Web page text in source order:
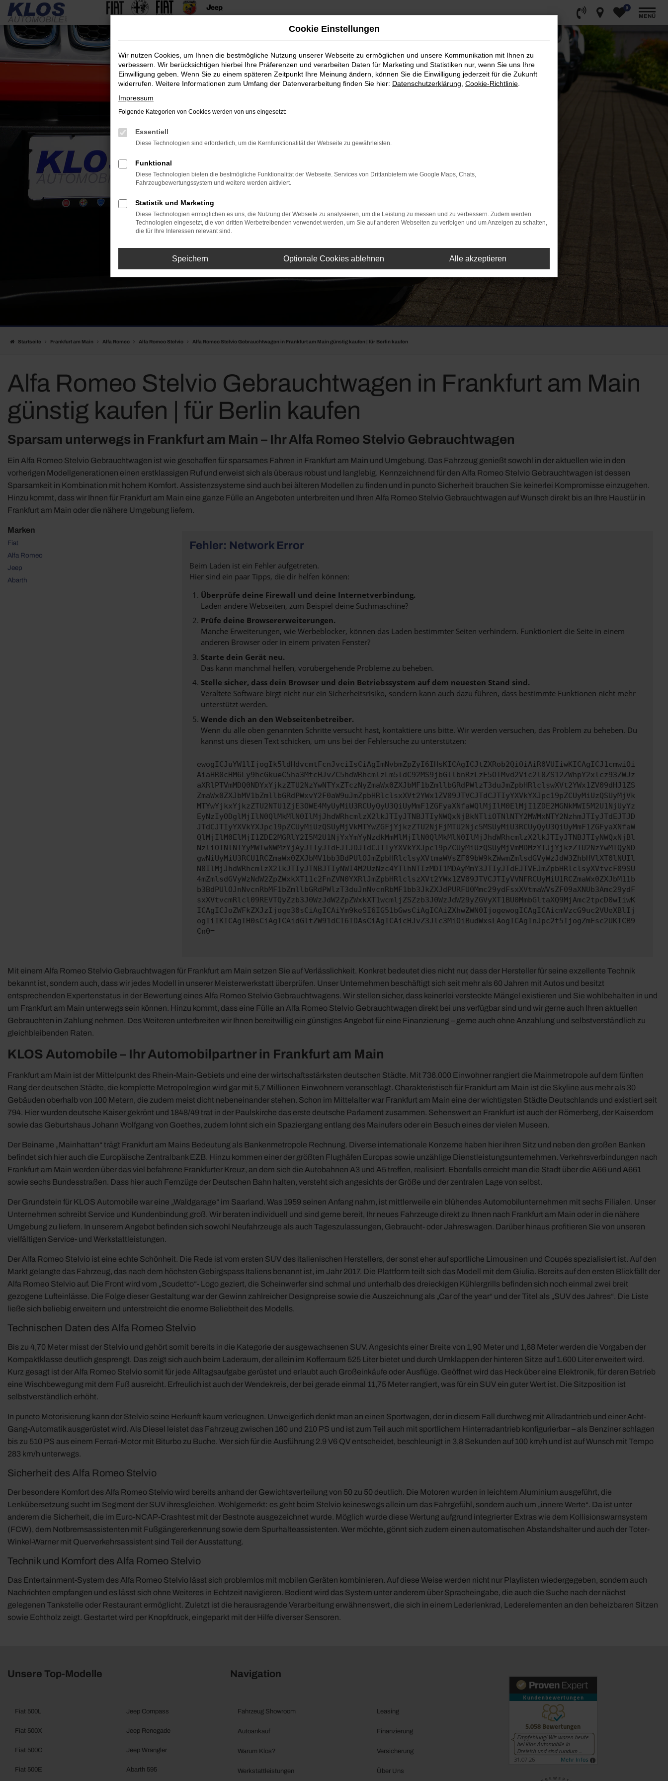
Zum
Hauptinhalt
springen
0
MENÜ
Startseite Frankfurt am Main Alfa Romeo Alfa Romeo Stelvio Alfa Romeo Stelvio Gebrauchtwagen in Frankfurt am Main günstig kaufen | für Berlin kaufen
Alfa Romeo Stelvio Gebrauchtwagen in Frankfurt am Main
günstig kaufen | für Berlin kaufen
Sparsam unterwegs in Frankfurt am Main – Ihr Alfa Romeo Stelvio Gebrauchtwagen
Ein Alfa Romeo Stelvio Gebrauchtwagen ist wie geschaffen für sparsames Fahren in Frankfurt am Main und Umgebung. Das Fahrzeug genießt sowohl in der aktuellen wie in den
vorherigen Modellgenerationen einen erstklassigen Ruf und erweist sich als überaus robust und langlebig. Kennzeichnend für den Alfa Romeo Stelvio Gebrauchtwagen ist dessen
Sparsamkeit in Kombination mit hohem Komfort. Assistenzsysteme sind auch bei älteren Modellen zu finden und in puncto Sicherheit brauchen Sie keinerlei Kompromisse einzugehen.
Hinzu kommt, dass wir Ihnen für Frankfurt am Main eine ganze Fülle an Angeboten unterbreiten und Ihren Alfa Romeo Stelvio Gebrauchtwagen auf Wunsch direkt bis an Ihre Haustür in
Frankfurt am Main oder die nähere Umgebung liefern.
Marken
Fiat
Alfa Romeo
Jeep
Abarth
Fehler: Network Error
Beim Laden ist ein Fehler aufgetreten.
Hier sind ein paar Tipps, die dir helfen können:
Überprüfe deine Firewall und deine Internetverbindung.
Laden andere Webseiten, zum Beispiel deine Suchmaschine?
Prüfe deine Browsererweiterungen.
Manche Erweiterungen, wie Werbeblocker, können das Laden bestimmter Seiten verhindern. Funktioniert die Seite in einem
anderen Browser oder in einem privaten Fenster?
Starte dein Gerät neu.
Das kann manchmal helfen, vorübergehende Probleme zu beheben.
Stelle sicher, dass dein Browser und dein Betriebssystem auf dem neuesten Stand sind.
Veraltete Software birgt nicht nur ein Sicherheitsrisiko, sondern kann auch dazu führen, dass bestimmte Funktionen nicht mehr
unterstützt werden.
Wende dich an den Webseitenbetreiber.
Wenn du alle oben genannten Schritte versucht hast, kontaktiere uns bitte. Wir werden versuchen, das Problem zu beheben. Du
kannst uns diesen Text schicken, um uns bei der Fehlersuche zu unterstützen:
ewogICJuYW1lIjogIk5ldHdvcmtFcnJvciIsCiAgImNvbmZpZyI6IHsKICAgICJtZXRob2QiOiAiR0VUIiwKICAgICJ1cmwiOi
AiaHR0cHM6Ly9hcGkueC5ha3MtcHJvZC5hdWRhcmlzLm5ldC92MS9jbGllbnRzLzE5OTMvd2Vic2l0ZS12ZWhpY2xlcz93ZWJz
aXRlPTVmMDQ0NDYxYjkzZTU2NzYwNTYxZTczNyZmaWx0ZXJbMF1bZmllbGRdPWlzT3duJmZpbHRlclswXVt2YWx1ZV09dHJ1ZS
ZmaWx0ZXJbMV1bZmllbGRdPWxvY2F0aW9uJmZpbHRlclsxXVt2YWx1ZV09JTVCJTdCJTIyYXVkYXJpc19pZCUyMiUzQSUyMjVk
MTYwYjkxYjkzZTU2NTU1ZjE3OWE4MyUyMiU3RCUyQyU3QiUyMmF1ZGFyaXNfaWQlMjIlM0ElMjI1ZDE2MGNkMWI5M2U1NjUyYz
EyNzIyODglMjIlN0QlMkMlN0IlMjJhdWRhcmlzX2lkJTIyJTNBJTIyNWQxNjBkNTliOTNlNTY2MWMxNTY2NzhmJTIyJTdEJTJD
JTdCJTIyYXVkYXJpc19pZCUyMiUzQSUyMjVkMTYwZGFjYjkzZTU2NjFjMTU2Njc5MSUyMiU3RCUyQyU3QiUyMmF1ZGFyaXNfaW
QlMjIlM0ElMjI1ZDE2MGRlY2I5M2U1NjYxYmYyNzdkMmMlMjIlN0QlMkMlN0IlMjJhdWRhcmlzX2lkJTIyJTNBJTIyNWQxNjBl
NzliOTNlNTYyMWIwNWMzYjAyJTIyJTdEJTJDJTdCJTIyYXVkYXJpc19pZCUyMiUzQSUyMjVmMDMzYTJjYjkzZTU2NzYwMTQyND
gwNiUyMiU3RCU1RCZmaWx0ZXJbMV1bb3BdPUlOJmZpbHRlclsyXVtmaWVsZF09bW9kZWwmZmlsdGVyWzJdW3ZhbHVlXT0lNUIl
N0IlMjJhdWRhcmlzX2lkJTIyJTNBJTIyNWI4M2UzNzc4YTlhNTIzMDI1MDAyMmY3JTIyJTdEJTVEJmZpbHRlclsyXVtvcF09SU
4mZmlsdGVyWzNdW2ZpZWxkXT11c2FnZVN0YXRlJmZpbHRlclszXVt2YWx1ZV09JTVCJTIyVVNFRCUyMiU1RCZmaWx0ZXJbM11b
b3BdPUlOJnNvcnRbMF1bZmllbGRdPWlzT3duJnNvcnRbMF1bb3JkZXJdPURFU0Mmc29ydFsxXVtmaWVsZF09aXNUb3Amc29ydF
sxXVtvcmRlcl09REVTQyZzb3J0WzJdW2ZpZWxkXT1wcmljZSZzb3J0WzJdW29yZGVyXT1BU0MmbGltaXQ9MjAmc2tpcD0wIiwK
ICAgICJoZWFkZXJzIjoge30sCiAgICAiYm9keSI6IG51bGwsCiAgICAiZXhwZWN0IjogewogICAgICAicmVzcG9uc2VUeXBlIj
ogIiIKICAgIH0sCiAgICAidGltZW91dCI6IDAsCiAgICAicHJvZ3Jlc3MiOiBudWxsLAogICAgInJpc2t5IjogZmFsc2UKICB9
Cn0=
Mit einem Alfa Romeo Stelvio Gebrauchtwagen für Frankfurt am Main setzen Sie auf Verlässlichkeit. Konkret bedeutet dies nicht nur, dass der Hersteller für seine exzellente Technik
bekannt ist, sondern auch, dass wir jedes Modell in unserer Meisterwerkstatt überprüfen. Unser Unternehmen beschäftigt sich seit mehr als 60 Jahren mit Autos und besitzt
entsprechenden Expertenstatus in der Bewertung eines Alfa Romeo Stelvio Gebrauchtwagens. Wir stellen sicher, dass keinerlei versteckte Mängel existieren und Sie wohlbehalten in und
um Frankfurt am Main unterwegs sein können. Hinzu kommt, dass eine Fülle an Alfa Romeo Stelvio Gebrauchtwagen direkt bei uns verfügbar sind und wir gerne auch Ihren aktuellen
Gebrauchten in Zahlung nehmen. Des Weiteren unterbreiten wir Ihnen bereitwillig ein günstiges Angebot für eine Finanzierung – gerne auch ohne Anzahlung und selbstverständlich zu
gleichbleibenden Raten.
KLOS Automobile – Ihr Automobilpartner in Frankfurt am Main
Frankfurt am Main ist der Mittelpunkt des Rhein-Main-Gebiets und eine der wirtschaftsstärksten deutschen Städte. Mit 736.000 Einwohner rangiert die Mainmetropole auf dem fünften
Rang der deutschen Städte, die komplette Metropolregion wird gar mit 5,7 Millionen Einwohnern veranschlagt. Charakteristisch für Frankfurt am Main ist die Skyline aus mehr als 30
Gebäuden oberhalb von 100 Metern, die zudem meist dicht nebeneinander stehen. Schon im Mittelalter war Frankfurt am Main eine der wichtigsten Städte Deutschlands und existiert seit
794. Hier wurden deutsche Kaiser gekrönt und 1848/49 trat in der Paulskirche das erste deutsche Parlament zusammen. Sehenswert an Frankfurt ist auch der Römerberg, der Kaiserdom
sowie das Geburtshaus Johann Wolfgang von Goethes, zudem lohnt sich ein Spaziergang entlang des Mainufers oder ein Besuch eines der vielen Museen.
Der Beiname „Mainhattan“ trägt Frankfurt am Mains Bedeutung als Bankenmetropole Rechnung. Diverse internationale Konzerne haben hier ihren Sitz und neben den großen Banken
befindet sich hier auch die Europäische Zentralbank EZB. Hinzu kommen einer der größten Flughäfen Europas sowie unzählige Dienstleistungsunternehmen. Verkehrsverbindungen nach
Frankfurt am Main werden über das viel befahrene Frankfurter Kreuz, an dem sich die Autobahnen A3 und A5 treffen, realisiert. Ebenfalls erreicht man die Stadt über die A66 und A661
sowie sechs Bundesstraßen. Dass hier auch Fernzüge der Deutschen Bahn halten, versteht sich angesichts der Größe und der zentralen Lage von selbst.
Der Grundstein für KLOS Automobile war eine „Waldgarage“ im Saarland. Was 1959 seinen Anfang nahm, ist mittlerweile ein blühendes Automobilunternehmen mit sechs Filialen. Unser
Unternehmen schreibt Service und Kundenbindung groß. Wir beraten individuell und sind gerne bereit, Ihr neues Fahrzeuge direkt zu Ihnen nach Frankfurt am Main oder in die nähere
Umgebung zu liefern. In unserem Angebot befinden sich sowohl Neufahrzeuge als auch Tageszulassungen, Gebraucht- oder Jahreswagen. Darüber hinaus profitieren Sie von unseren
vielfältigen Service- und Werkstattleistungen.
Der Alfa Romeo Stelvio ist eine echte Schönheit. Die Rede ist vom ersten SUV des italienischen Herstellers, der sonst eher auf sportliche Limousinen und Coupés spezialisiert ist. Auf den
Markt gelangte das Fahrzeug, das nach dem höchsten Gebirgspass Italiens benannt ist, im Jahr 2017. Die Plattform teilt sich das Modell mit dem Giulia. Bereits auf den ersten Blick fällt der
Alfa Romeo Stelvio auf. Die Front wird vom „Scudetto“- Logo geziert, die Scheinwerfer sind schmal und unterhalb des dreieckigen Kühlergrills befinden sich noch einmal zwei breit
gezogene Lufteinlässe. Die Folge dieser Gestaltung war der Gewinn zahlreicher Designpreise sowie die Auszeichnung als „Car of the year“ und der Titel als „SUV des Jahres“. Die Liste
ließe sich beliebig erweitern und unterstreicht die enorme Beliebtheit des Modells.
Technischen Daten des Alfa Romeo Stelvio
Bis zu 4,70 Meter misst der Stelvio und gehört somit bereits in die Kategorie der ausgewachsenen SUV. Angesichts einer Breite von 1,90 Meter und 1,68 Meter werden die Vorgaben der
Kompaktklasse deutlich gesprengt. Das zeigt sich auch beim Laderaum, der allein im Kofferraum 525 Liter bietet und durch Umklappen der hinteren Sitze auf 1.600 Liter erweitert wird.
Kurz gesagt ist der Alfa Romeo Stelvio somit für jede Alltagsaufgabe gerüstet und erlaubt auch Großeinkäufe oder Ausflüge. Geöffnet wird das Heck über eine Elektronik, für deren Betrieb
eine Wischbewegung mit dem Fuß ausreicht. Erfreulich ist auch der Wendekreis, der bei gerade einmal 11,75 Meter rangiert, was für ein SUV ein guter Wert ist. Die Sitzposition ist
selbstverständlich erhöht.
In puncto Motorisierung kann der Stelvio seine Herkunft kaum verleugnen. Unweigerlich denkt man an einen Sportwagen, der in diesem Fall durchweg mit Allradantrieb und einer Acht-
Gang-Automatik ausgerüstet wird. Als Diesel leistet das Fahrzeug zwischen 160 und 210 PS und ist zum Teil auch mit sportlichem Hinterradantrieb konfigurierbar – als Benziner schlagen
bis zu 510 PS aus einem Ferrari-Motor mit Biturbo zu Buche. Wer sich für die Ausführung 2.9 V6 QV entscheidet, beschleunigt in 3,8 Sekunden auf 100 km/h und ist auf Wunsch mit Tempo
283 km/h unterwegs.
Sicherheit des Alfa Romeo Stelvio
Der besondere Komfort des Alfa Romeo Stelvio wird bereits anhand der Gewichtsverteilung von 50 zu 50 deutlich. Die Motoren wurden in leichtem Aluminium ausgeführt, die
Lenkübersetzung sucht im Segment der SUV ihresgleichen. Wohlgemerkt: es geht beim Stelvio keineswegs allein um das Fahrgefühl, sondern auch um „innere Werte“. Da ist unter
anderem die Sicherheit, die im Euro-NCAP-Crashtest mit der Bestnote ausgezeichnet wurde. Möglich wurde diese Wertung aufgrund integrierter Extras wie dem Kollisionswarnsystem
(FCW), dem Notbremsassistenten mit Fußgängererkennung sowie dem Spurhalteassistenten. Wer möchte, gönnt sich zudem einen automatischen Abstandshalter und auch der Toter-
Winkel-Warner mit Querverkehrsassistent sind Teil der Ausstattung.
Technik und Komfort des Alfa Romeo Stelvio
Das Entertainment-System des Alfa Romeo Stelvio lässt sich problemlos mit mobilen Geräten kombinieren. Auf diese Weise werden nicht nur Playlisten wiedergegeben, sondern auch
Nachrichten empfangen und es lässt sich ohne Weiteres in Echtzeit navigieren. Bedient wird das System unter anderem über Spracheingabe, die auch die Suche nach der nächst
gelegenen Tankstelle oder Restaurant ermöglicht. Zuletzt ist die herausragende Verarbeitung erwähnenswert, die sich in einem Lederlenkrad, Lederelementen an den beheizbaren Sitzen
sowie Echtholz zeigt. Gestartet wird per Knopfdruck, eingeparkt mit der Hilfe diverser Sensoren.
Unsere Top-Modelle
Fiat 500L
Fiat 500X
Fiat 500C
Fiat 500E
Jeep Compass
Jeep Renegade
Jeep Wrangler
Abarth 595
Navigation
Fahrzeug Showroom
Autoankauf
Warum Klos?
Werkstattleistungen
Leasing
Finanzierung
Versicherung
Über Uns
Cookie Einstellungen
Wir nutzen Cookies, um Ihnen die bestmögliche Nutzung unserer Webseite zu ermöglichen und unsere Kommunikation mit Ihnen zu
verbessern. Wir berücksichtigen hierbei Ihre Präferenzen und verarbeiten Daten für Marketing und Statistiken nur, wenn Sie uns Ihre
Einwilligung geben. Wenn Sie zu einem späteren Zeitpunkt Ihre Meinung ändern, können Sie die Einwilligung jederzeit für die Zukunft
widerrufen. Weitere Informationen zum Umfang der Datenverarbeitung finden Sie hier: Datenschutzerklärung Cookie-Richtlinie
Impressum
Folgende Kategorien von Cookies werden von uns eingesetzt:
Essentiell
Diese Technologien sind erforderlich, um die Kernfunktionalität der Webseite zu gewährleisten.
Funktional
Diese Technologien bieten die bestmögliche Funktionalität der Webseite. Services von Drittanbietern wie Google Maps, Chats,
Fahrzeugbewertungssystem und weitere werden aktiviert.
Statistik und Marketing
Diese Technologien ermöglichen es uns, die Nutzung der Webseite zu analysieren, um die Leistung zu messen und zu verbessern. Zudem werden
Technologien eingesetzt, die von dritten Werbetreibenden verwendet werden, um Sie auf anderen Webseiten zu verfolgen und um Anzeigen zu schalten,
die für Ihre Interessen relevant sind.
Speichern Optionale Cookies ablehnen Alle akzeptieren